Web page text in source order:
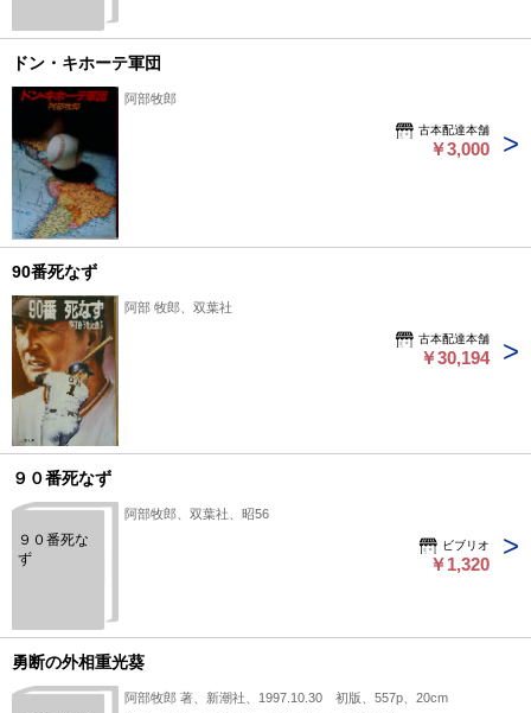
ドン・キホーテ軍団
阿部牧郎
古本配達本舗
￥3,000
90番死なず
阿部 牧郎、双葉社
古本配達本舗
￥30,194
９０番死なず
９０番死な
ず
阿部牧郎、双葉社、昭56
ビブリオ
￥1,320
勇断の外相重光葵
阿部牧郎 著、新潮社、1997.10.30 初版、557p、20cm